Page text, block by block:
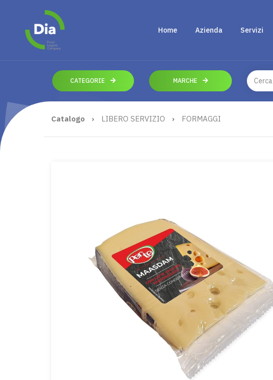
Home Azienda Servizi
CATEGORIE MARCHE
Catalogo › LIBERO SERVIZIO › FORMAGGI